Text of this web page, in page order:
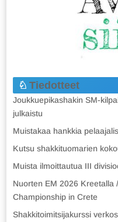
Tiedotteet
Joukkuepikashakin SM-
julkaistu
Muistakaa hankkia
Kutsu shakkituomarien
Muista ilmoittautua III
Nuorten EM 2026 Kreetalla
Championship in Crete
Shakkitoimitsijakurssi